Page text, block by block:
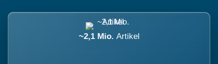
~2,1 Mio. Artikel